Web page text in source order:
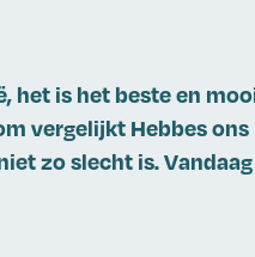
het is het beste en
vergelijkt Hebbes
zo slecht is.